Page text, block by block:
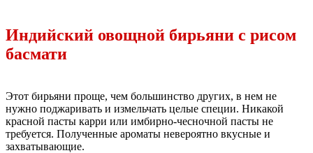
Индийский овощной бирьяни с рисом
басмати
Этот бирьяни проще, чем большинство других, в нем не
нужно поджаривать и измельчать целые специи. Никакой
красной пасты карри или имбирно-чесночной пасты не
требуется. Полученные ароматы невероятно вкусные и
захватывающие.